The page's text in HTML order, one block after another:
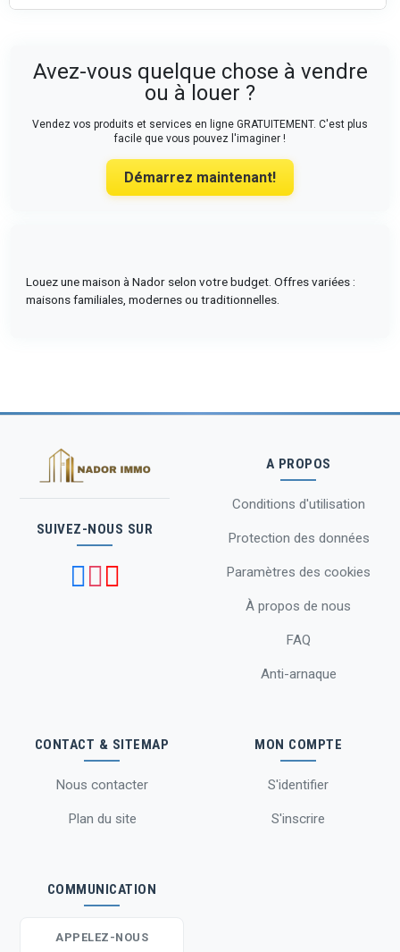
Avez-vous quelque chose à vendre
ou à louer ?
Vendez vos produits et services en ligne GRATUITEMENT. C'est plus
facile que vous pouvez l'imaginer !
Démarrez maintenant!
Louez une maison à Nador selon votre budget. Offres variées :
maisons familiales, modernes ou traditionnelles.
SUIVEZ-NOUS SUR
A PROPOS
Conditions d'utilisation
Protection des données
Paramètres des cookies
À propos de nous
FAQ
Anti-arnaque
CONTACT & SITEMAP
Nous contacter
Plan du site
MON COMPTE
S'identifier
S'inscrire
COMMUNICATION
APPELEZ-NOUS